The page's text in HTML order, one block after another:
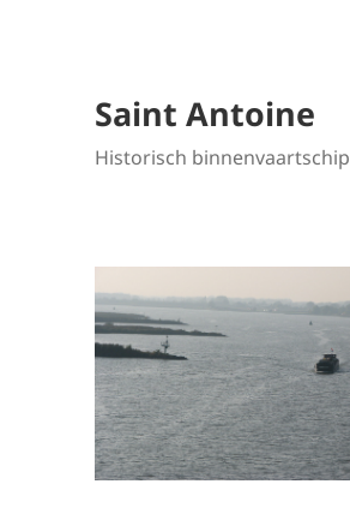
Saint Antoine
Historisch binnenvaartschip